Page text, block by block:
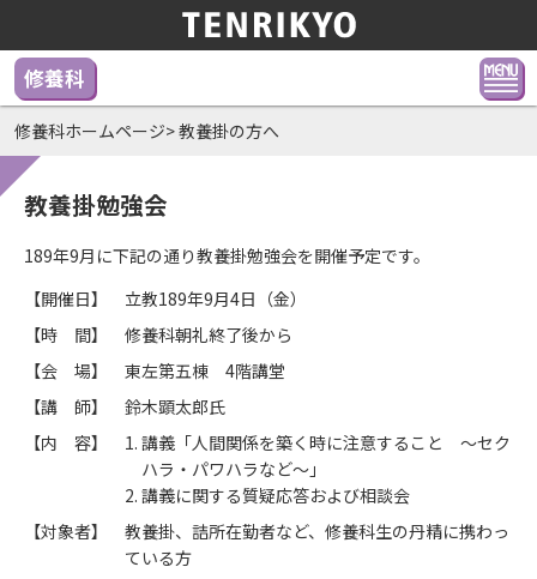
修養科
修養科ホームページ>教養掛の方へ
教養掛勉強会
189年9月に下記の通り教養掛勉強会を開催予定です。
【開催日】
立教189年9月4日（金）
【時 間】
修養科朝礼終了後から
【会 場】
東左第五棟 4階講堂
【講 師】
鈴木顕太郎氏
【内 容】
講義「人間関係を築く時に注意すること ～セク
ハラ・パワハラなど～」
講義に関する質疑応答および相談会
【対象者】
教養掛、詰所在勤者など、修養科生の丹精に携わっ
ている方